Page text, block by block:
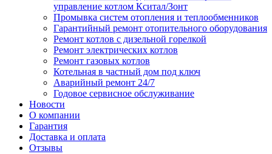
управление котлом Кситал/Зонт
Промывка систем отопления и теплообменников
Гарантийный ремонт отопительного оборудования
Ремонт котлов с дизельной горелкой
Ремонт электрических котлов
Ремонт газовых котлов
Котельная в частный дом под ключ
Аварийный ремонт 24/7
Годовое сервисное обслуживание
Новости
О компании
Гарантия
Доставка и оплата
Отзывы